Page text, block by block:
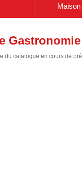
Gastronomie
du catalogue en cours de